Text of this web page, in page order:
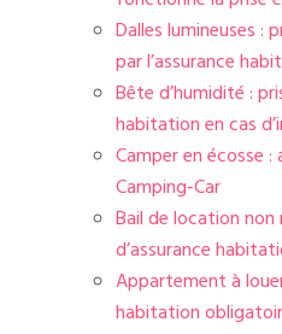
Dalles lumineuses :
par l’assurance
Bête d’humidité :
habitation en cas
Camper en écosse
Camping-Car
Bail de location non
d’assurance
Appartement à
habitation